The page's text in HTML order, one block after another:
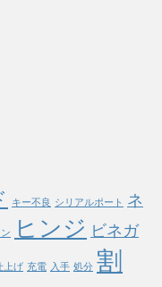
キー不良 シリアルポート
ネ
ヒンジ ビネガ
上げ 充電 入手 処分 割